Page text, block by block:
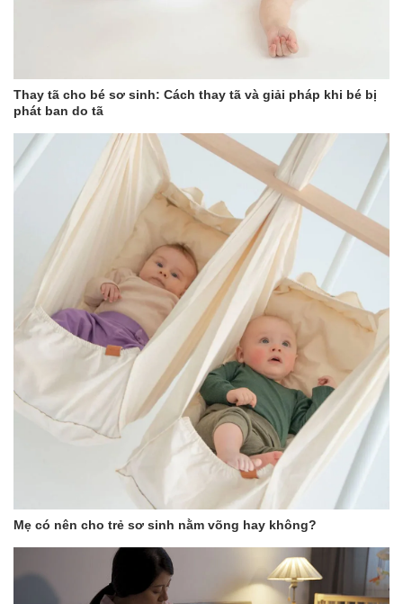
Thay tã cho bé sơ sinh: Cách thay tã và giải pháp khi bé bị
phát ban do tã
Mẹ có nên cho trẻ sơ sinh nằm võng hay không?